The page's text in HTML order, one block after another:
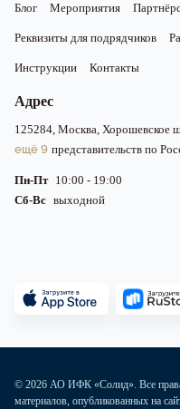
Блог Мероприятия
Реквизиты для подрядчиков
Инструкции Контакты
Адрес
125284, Москва, Хорошевское
ещё 9 представительств по
Пн-Пт 10:00 - 19:00
Сб-Вс выходной
© 2026 АО ИФК «Солид». Все
материалов, опубликованных на